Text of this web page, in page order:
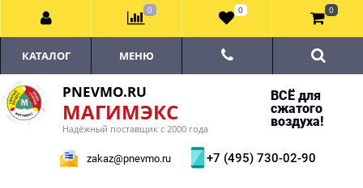
PNEVMO.RU
МАГИМЭКС
Надёжный поставщик с 2000 года
ВСЁ для
сжатого
воздуха!
zakaz@pnevmo.ru +7 (495) 730-02-90
КАТАЛОГ МЕНЮ
0 0 0